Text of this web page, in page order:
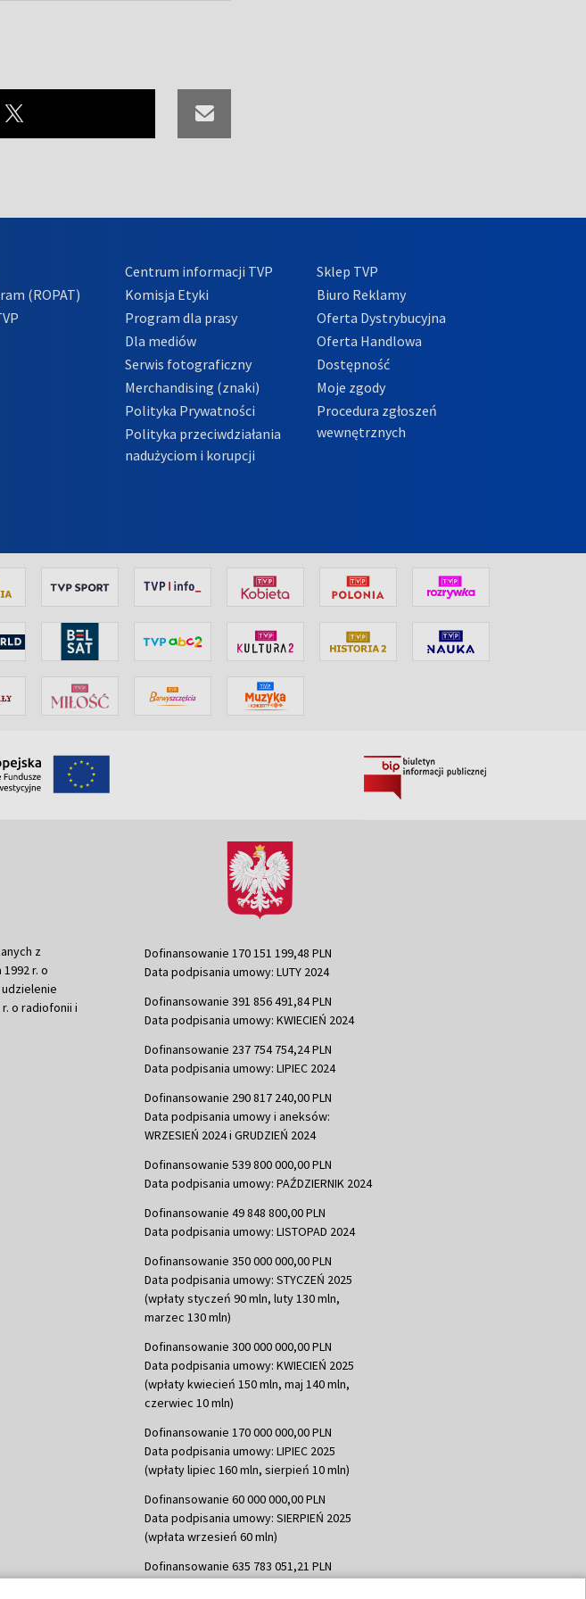
(ROPAT)
Centrum informacji TVP
Komisja Etyki
Program dla prasy
Dla mediów
Serwis fotograficzny
Merchandising (znaki)
Polityka Prywatności
Polityka przeciwdziałania
nadużyciom i korupcji
Sklep TVP
Biuro Reklamy
Oferta Dystrybucyjna
Oferta Handlowa
Dostępność
Moje zgody
Procedura zgłoszeń
wewnętrznych
z
r. o
udzielenie
o radiofonii i
Dofinansowanie 170 151 199,48 PLN
Data podpisania umowy: LUTY 2024
Dofinansowanie 391 856 491,84 PLN
Data podpisania umowy: KWIECIEŃ 2024
Dofinansowanie 237 754 754,24 PLN
Data podpisania umowy: LIPIEC 2024
Dofinansowanie 290 817 240,00 PLN
Data podpisania umowy i aneksów:
WRZESIEŃ 2024 i GRUDZIEŃ 2024
Dofinansowanie 539 800 000,00 PLN
Data podpisania umowy: PAŹDZIERNIK 2024
Dofinansowanie 49 848 800,00 PLN
Data podpisania umowy: LISTOPAD 2024
Dofinansowanie 350 000 000,00 PLN
Data podpisania umowy: STYCZEŃ 2025
(wpłaty styczeń 90 mln, luty 130 mln,
marzec 130 mln)
Dofinansowanie 300 000 000,00 PLN
Data podpisania umowy: KWIECIEŃ 2025
(wpłaty kwiecień 150 mln, maj 140 mln,
czerwiec 10 mln)
Dofinansowanie 170 000 000,00 PLN
Data podpisania umowy: LIPIEC 2025
(wpłaty lipiec 160 mln, sierpień 10 mln)
Dofinansowanie 60 000 000,00 PLN
Data podpisania umowy: SIERPIEŃ 2025
(wpłata wrzesień 60 mln)
Dofinansowanie 635 783 051,21 PLN